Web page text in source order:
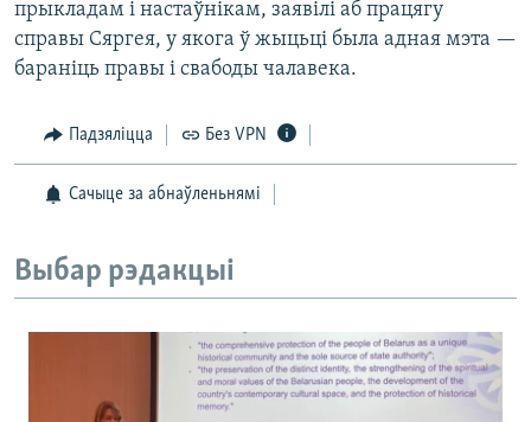
прыкладам і настаўнікам, заявілі аб працягу
справы Сяргея, у якога ў жыцьці была адная мэта —
бараніць правы і свабоды чалавека.
Падзяліцца Без VPN
Сачыце за абнаўленьнямі
Выбар рэдакцыі